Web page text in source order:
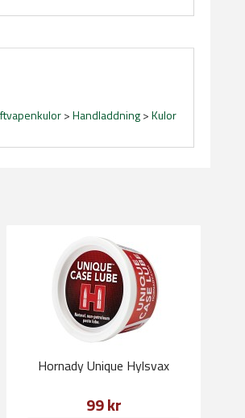
>Handladdning>Kulor
Hornady Unique Hylsvax
99 kr